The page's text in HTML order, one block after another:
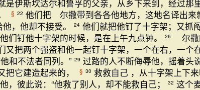
是伊斯坎达尔和鲁孚的父亲，从乡下来到，经过那
§ 22 他们把 尔撒带到各各他地方，这地名译出来
，他却不接受。 24 他们就把他钉了十字架；又抓
他们钉他十字架的时候，是在上午九点钟。 26
尔撒
又把两个强盗和他一起钉十字架，一个在右，一个
和不法者同列。” 29 过路的人不断侮辱他，摇着头
把它建造起来的，
§ 30 救救自己 ，从十字架上下来
，彼此说：“他救了别人，却不能救自己；
32 这个